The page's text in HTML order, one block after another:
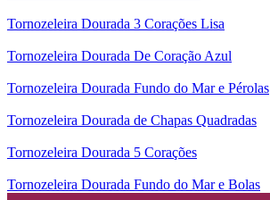
Tornozeleira Dourada 3 Corações Lisa
Tornozeleira Dourada De Coração Azul
Tornozeleira Dourada Fundo do Mar e Pérolas
Tornozeleira Dourada de Chapas Quadradas
Tornozeleira Dourada 5 Corações
Tornozeleira Dourada Fundo do Mar e Bolas